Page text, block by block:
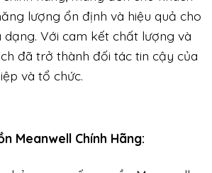
lượng ổn định và hiệu quả cho
dạng. Với cam kết chất lượng và
đã trở thành đối tác tin cậy của
và tổ chức.
Meanwell Chính Hãng: